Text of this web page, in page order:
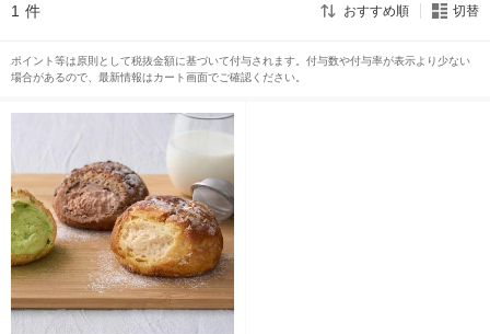
1 件 おすすめ順 切替
ポイント等は原則として税抜金額に基づいて付与されます。付与数や付与率が表示より少ない
場合があるので、最新情報はカート画面でご確認ください。